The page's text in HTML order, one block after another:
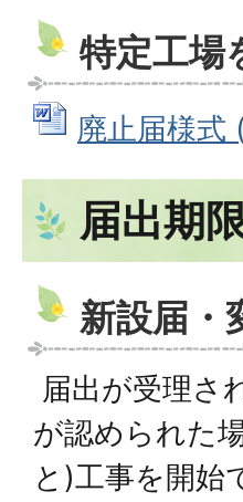
特定工場
廃止届様式
届出期
新設届・
届出が受理さ
が認められた
と)工事を開始